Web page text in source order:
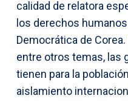
calidad de relatora
los derechos
Democrática de
entre otros temas, las
tienen para la
aislamiento